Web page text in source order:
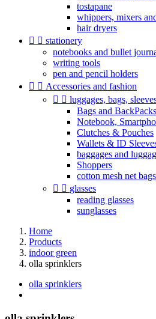
tostapane
whippers, mixers
hair dryers
  stationery
notebooks and bullet
writing tools
pen and pencil holders
  Accessories and fashion
  luggages, bags,
Bags and BackPacks
Notebook,
Clutches & Pouches
Wallets & ID
baggages and
Shoppers
cotton mesh net bags
  glasses
reading glasses
sunglasses
Home
Products
indoor green
olla sprinklers
olla sprinklers